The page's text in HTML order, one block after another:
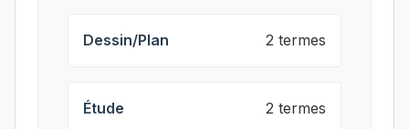
Dessin/Plan 2 termes
Étude 2 termes